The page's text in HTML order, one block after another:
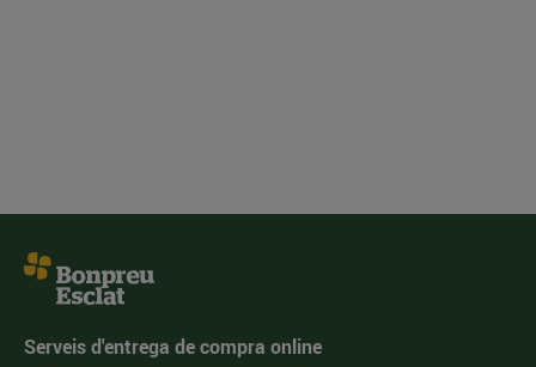
Serveis d'entrega de compra online